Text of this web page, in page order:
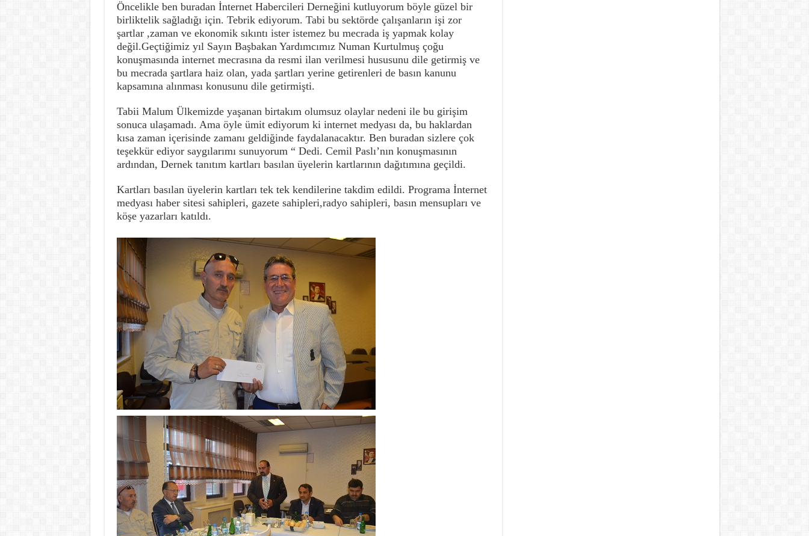
Öncelikle ben buradan İnternet Habercileri Derneğini kutluyorum böyle güzel bir
birliktelik sağladığı için. Tebrik ediyorum. Tabi bu sektörde çalışanların işi zor
şartlar ,zaman ve ekonomik sıkıntı ister istemez bu mecrada iş yapmak kolay
değil.Geçtiğimiz yıl Sayın Başbakan Yardımcımız Numan Kurtulmuş çoğu
konuşmasında internet mecrasına da resmi ilan verilmesi hususunu dile getirmiş ve
bu mecrada şartlara haiz olan, yada şartları yerine getirenleri de basın kanunu
kapsamına alınması konusunu dile getirmişti.
Tabii Malum Ülkemizde yaşanan birtakım olumsuz olaylar nedeni ile bu girişim
sonuca ulaşamadı. Ama öyle ümit ediyorum ki internet medyası da, bu haklardan
kısa zaman içerisinde zamanı geldiğinde faydalanacaktır. Ben buradan sizlere çok
teşekkür ediyor saygılarımı sunuyorum “ Dedi. Cemil Paslı’nın konuşmasının
ardından, Dernek tanıtım kartları basılan üyelerin kartlarının dağıtımına geçildi.
Kartları basılan üyelerin kartları tek tek kendilerine takdim edildi. Programa İnternet
medyası haber sitesi sahipleri, gazete sahipleri,radyo sahipleri, basın mensupları ve
köşe yazarları katıldı.